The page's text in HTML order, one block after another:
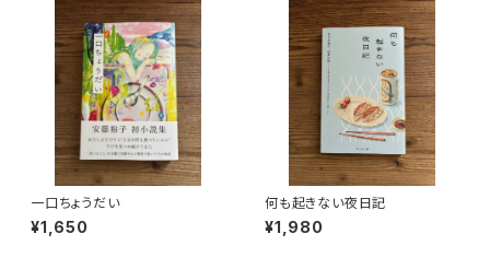
一口ちょうだい
¥1,650
何も起きない夜日記
¥1,980